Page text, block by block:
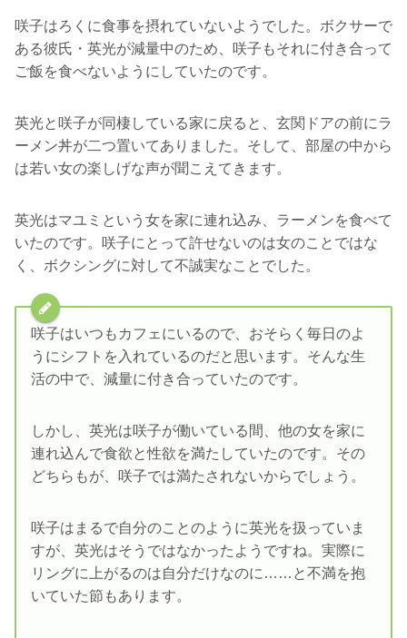
咲子はろくに食事を摂れていないようでした。ボクサーで
ある彼氏・英光が減量中のため、咲子もそれに付き合って
ご飯を食べないようにしていたのです。
英光と咲子が同棲している家に戻ると、玄関ドアの前にラ
ーメン丼が二つ置いてありました。そして、部屋の中から
は若い女の楽しげな声が聞こえてきます。
英光はマユミという女を家に連れ込み、ラーメンを食べて
いたのです。咲子にとって許せないのは女のことではな
く、ボクシングに対して不誠実なことでした。
咲子はいつもカフェにいるので、おそらく毎日のよ
うにシフトを入れているのだと思います。そんな生
活の中で、減量に付き合っていたのです。
しかし、英光は咲子が働いている間、他の女を家に
連れ込んで食欲と性欲を満たしていたのです。その
どちらもが、咲子では満たされないからでしょう。
咲子はまるで自分のことのように英光を扱っていま
すが、英光はそうではなかったようですね。実際に
リングに上がるのは自分だけなのに……と不満を抱
いていた節もあります。